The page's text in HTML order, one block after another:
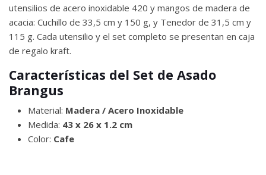
utensilios de acero inoxidable 420 y mangos de madera de
acacia: Cuchillo de 33,5 cm y 150 g, y Tenedor de 31,5 cm y
115 g. Cada utensilio y el set completo se presentan en caja
de regalo kraft.
Características del Set de Asado
Brangus
Material: Madera / Acero Inoxidable
Medida: 43 x 26 x 1.2 cm
Color: Cafe